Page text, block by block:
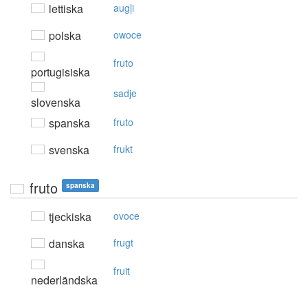
lettiska augļi
polska owoce
portugisiska
fruto
slovenska
sadje
spanska fruto
svenska frukt
fruto spanska
tjeckiska ovoce
danska frugt
nederländska
fruit